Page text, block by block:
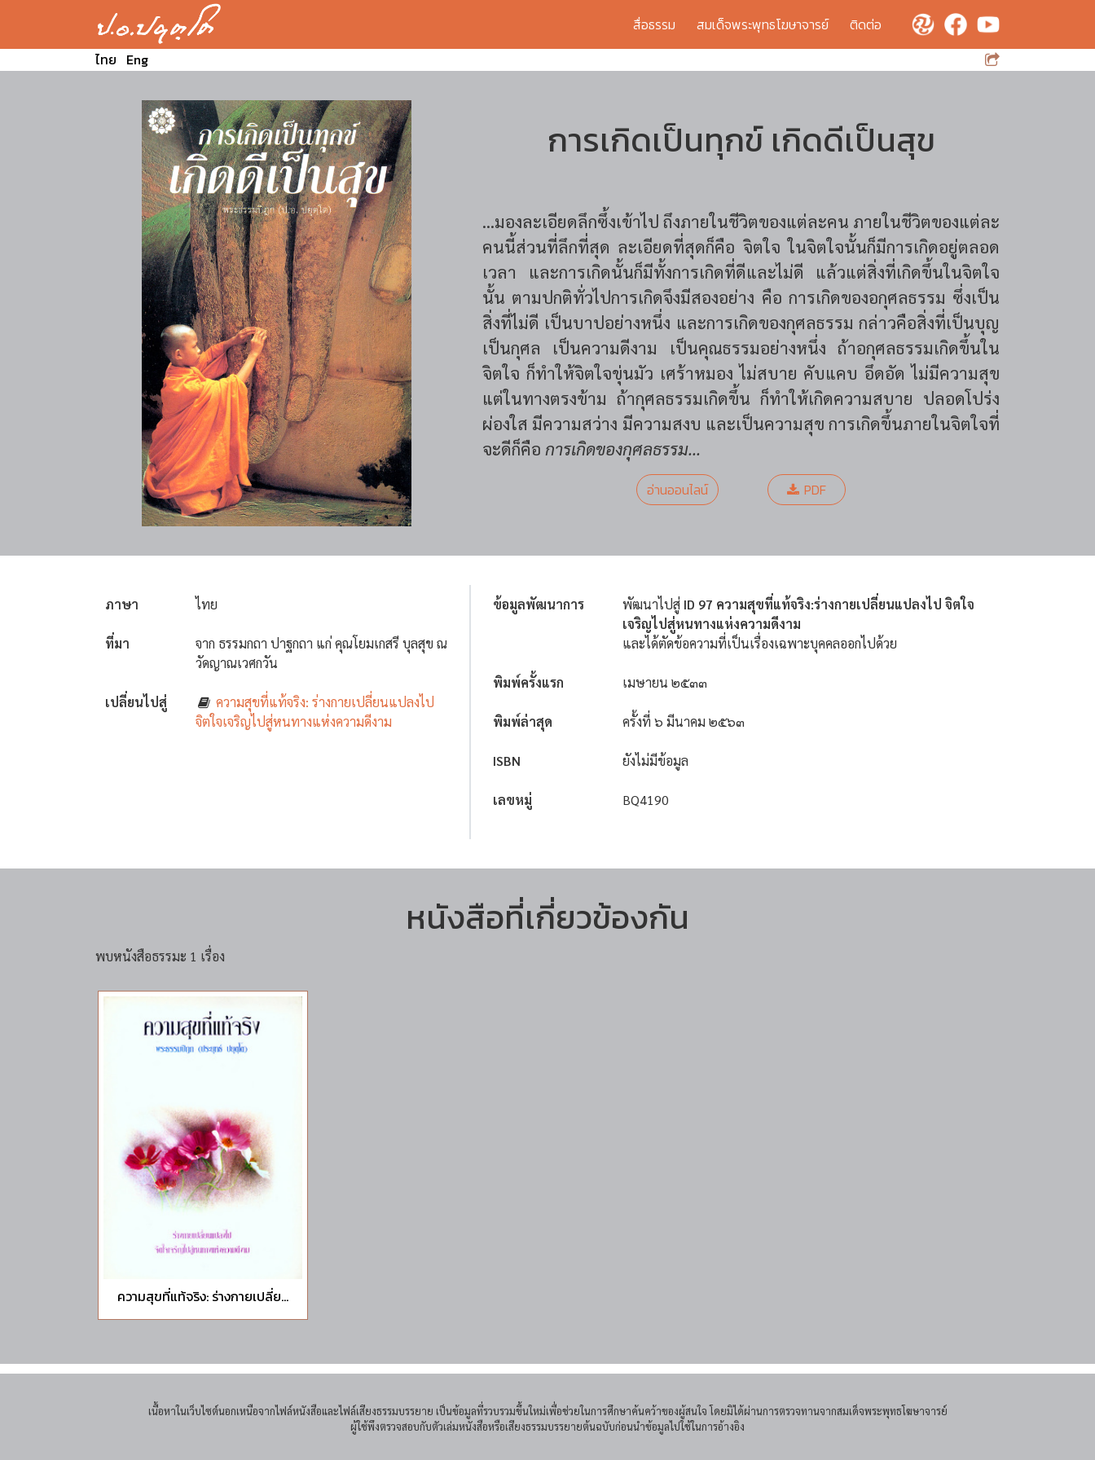
สื่อธรรม สมเด็จพระพุทธโฆษาจารย์
ติดต่อ
ไทย Eng
การเกิดเป็นทุกข์ เกิดดีเป็นสุข
...มองละเอียดลึกซึ้งเข้าไป ถึงภายในชีวิตของแต่ละคน ภายในชีวิตของแต่ละ
คนนี้ส่วนที่ลึกที่สุด ละเอียดที่สุดก็คือ จิตใจ ในจิตใจนั้นก็มีการเกิดอยู่ตลอด
เวลา และการเกิดนั้นก็มีทั้งการเกิดที่ดีและไม่ดี แล้วแต่สิ่งที่เกิดขึ้นในจิตใจ
นั้น ตามปกติทั่วไปการเกิดจึงมีสองอย่าง คือ การเกิดของอกุศลธรรม ซึ่งเป็น
สิ่งที่ไม่ดี เป็นบาปอย่างหนึ่ง และการเกิดของกุศลธรรม กล่าวคือสิ่งที่เป็นบุญ
เป็นกุศล เป็นความดีงาม เป็นคุณธรรมอย่างหนึ่ง ถ้าอกุศลธรรมเกิดขึ้นใน
จิตใจ ก็ทำให้จิตใจขุ่นมัว เศร้าหมอง ไม่สบาย คับแคบ อึดอัด ไม่มีความสุข
แต่ในทางตรงข้าม ถ้ากุศลธรรมเกิดขึ้น ก็ทำให้เกิดความสบาย ปลอดโปร่ง
ผ่องใส มีความสว่าง มีความสงบ และเป็นความสุข การเกิดขึ้นภายในจิตใจที่
จะดีก็คือ การเกิดของกุศลธรรม...
อ่านออนไลน์ PDF
ภาษา ไทย
ที่มา
จาก ธรรมกถา ปาฐกถา แก่ คุณโยมเกสรี บุลสุข ณ
วัดญาณเวศกวัน
เปลี่ยนไปสู่
ความสุขที่แท้จริง: ร่างกายเปลี่ยนแปลงไป
จิตใจเจริญไปสู่หนทางแห่งความดีงาม
ข้อมูลพัฒนาการ พัฒนาไปสู่ ID 97 ความสุขที่แท้จริง:ร่างกายเปลี่ยนแปลงไป จิตใจ
เจริญไปสู่หนทางแห่งความดีงาม
และได้ตัดข้อความที่เป็นเรื่องเฉพาะบุคคลออกไปด้วย
พิมพ์ครั้งแรก เมษายน ๒๕๓๓
พิมพ์ล่าสุด ครั้งที่ ๖ มีนาคม ๒๕๖๓
ISBN ยังไม่มีข้อมูล
เลขหมู่ BQ4190
หนังสือที่เกี่ยวข้องกัน
พบหนังสือธรรมะ 1 เรื่อง
ความสุขที่แท้จริง: ร่างกายเปลี่ย...
เนื้อหาในเว็บไซต์นอกเหนือจากไฟล์หนังสือและไฟล์เสียงธรรมบรรยาย เป็นข้อมูลที่รวบรวมขึ้นใหม่เพื่อช่วยในการศึกษาค้นคว้าของผู้สนใจ โดยมิได้ผ่านการตรวจทานจากสมเด็จพระพุทธโฆษาจารย์
ผู้ใช้พึงตรวจสอบกับตัวเล่มหนังสือหรือเสียงธรรมบรรยายต้นฉบับก่อนนำข้อมูลไปใช้ในการอ้างอิง